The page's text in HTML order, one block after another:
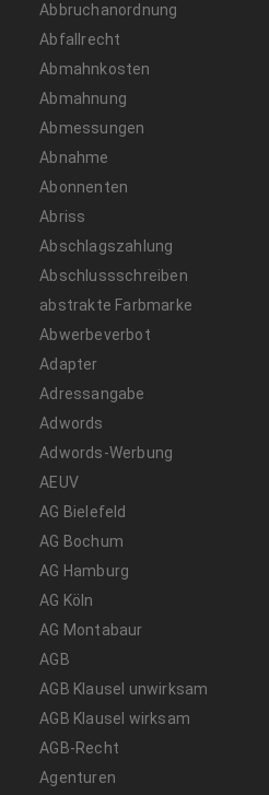
Abbruchanordnung
Abfallrecht
Abmahnkosten
Abmahnung
Abmessungen
Abnahme
Abonnenten
Abriss
Abschlagszahlung
Abschlussschreiben
abstrakte Farbmarke
Abwerbeverbot
Adapter
Adressangabe
Adwords
Adwords-Werbung
AEUV
AG Bielefeld
AG Bochum
AG Hamburg
AG Köln
AG Montabaur
AGB
AGB Klausel unwirksam
AGB Klausel wirksam
AGB-Recht
Agenturen